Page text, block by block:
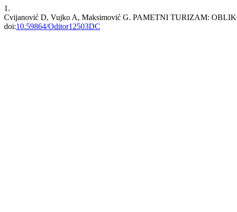
1.
Cvijanović D, Vujko A, Maksimović G. PAMETNI TURIZAM:
doi:10.59864/Oditor12503DC